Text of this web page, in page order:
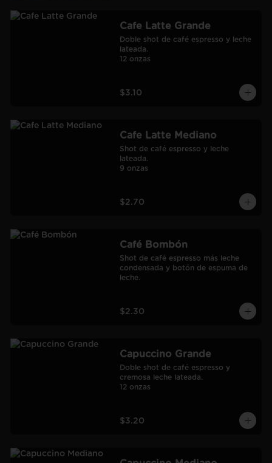
Cafe Latte Grande
Doble shot de café espresso y leche
lateada.
12 onzas
$3.10
Cafe Latte Mediano
Shot de café espresso y leche
lateada.
9 onzas
$2.70
Café Bombón
Shot de café espresso más leche
condensada y botón de espuma de
leche.
$2.30
Capuccino Grande
Doble shot de café espresso y
cremosa leche lateada.
12 onzas
$3.20